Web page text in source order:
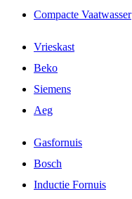
Compacte Vaatwasser
Vrieskast
Beko
Siemens
Aeg
Gasfornuis
Bosch
Inductie Fornuis